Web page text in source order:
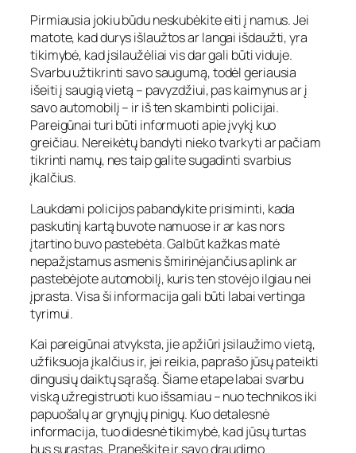
Pirmiausia jokiu būdu neskubėkite eiti į namus. Jei
matote, kad durys išlaužtos ar langai išdaužti, yra
tikimybė, kad įsilaužėliai vis dar gali būti viduje.
Svarbu užtikrinti savo saugumą, todėl geriausia
išeiti į saugią vietą – pavyzdžiui, pas kaimynus ar į
savo automobilį – ir iš ten skambinti policijai.
Pareigūnai turi būti informuoti apie įvykį kuo
greičiau. Nereikėtų bandyti nieko tvarkyti ar pačiam
tikrinti namų, nes taip galite sugadinti svarbius
įkalčius.
Laukdami policijos pabandykite prisiminti, kada
paskutinį kartą buvote namuose ir ar kas nors
įtartino buvo pastebėta. Galbūt kažkas matė
nepažįstamus asmenis šmirinėjančius aplink ar
pastebėjote automobilį, kuris ten stovėjo ilgiau nei
įprasta. Visa ši informacija gali būti labai vertinga
tyrimui.
Kai pareigūnai atvyksta, jie apžiūri įsilaužimo vietą,
užfiksuoja įkalčius ir, jei reikia, paprašo jūsų pateikti
dingusių daiktų sąrašą. Šiame etape labai svarbu
viską užregistruoti kuo išsamiau – nuo technikos iki
papuošalų ar grynųjų pinigų. Kuo detalesnė
informacija, tuo didesnė tikimybė, kad jūsų turtas
bus surastas. Praneškite ir savo draudimo